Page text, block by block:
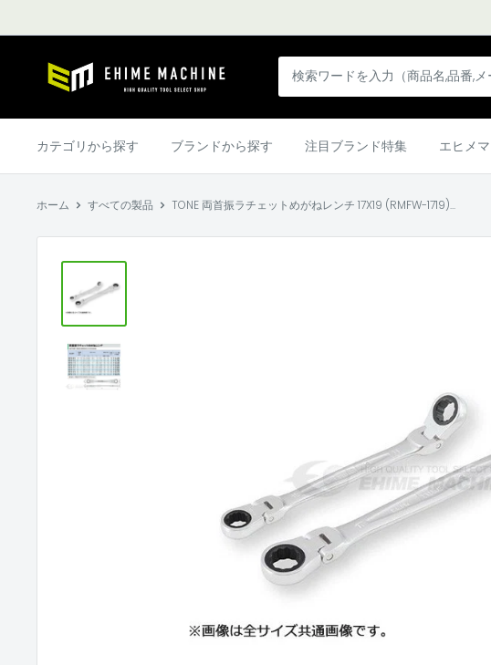
ン
キ
エ
ヒ
本
カテゴリから探す ブランドから探す 注目ブランド特集 エヒメ
ホーム すべての製品 TONE 両首振ラチェットめがねレンチ 17X19 (RMFW-1719)...